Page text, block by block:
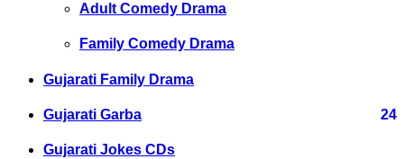
Adult Comedy Drama
Family Comedy Drama
Gujarati Family Drama
Gujarati Garba 24
Gujarati Jokes CDs